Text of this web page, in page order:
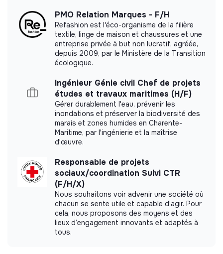
PMO Relation Marques - F/H
Refashion est l'éco-organisme de la filière
textile, linge de maison et chaussures et une
entreprise privée à but non lucratif, agréée,
depuis 2009, par le Ministère de la Transition
écologique.
Ingénieur Génie civil Chef de projets
études et travaux maritimes (H/F)
Gérer durablement l'eau, prévenir les
inondations et préserver la biodiversité des
marais et zones humides en Charente-
Maritime, par l'ingénierie et la maîtrise
d'œuvre.
Responsable de projets
sociaux/coordination Suivi CTR
(F/H/X)
Nous souhaitons voir advenir une société où
chacun se sente utile et capable d’agir. Pour
cela, nous proposons des moyens et des
lieux d’engagement innovants et adaptés à
tous.